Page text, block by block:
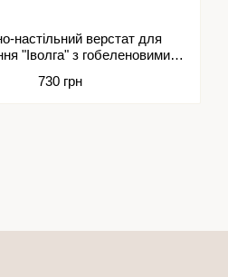
настільний верстат для
"Іволга" з гобеленовими
730 грн